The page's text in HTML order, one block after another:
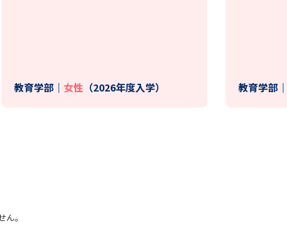
教育学部｜ 女性 （2026年度入学） 教育学部｜
。